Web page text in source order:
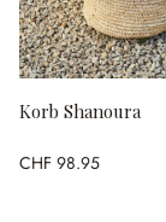
Korb Shanoura
CHF 98.95